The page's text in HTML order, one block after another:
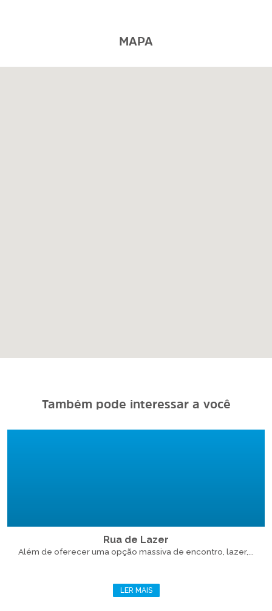
MAPA
Também pode interessar a você
Rua de Lazer
Além de oferecer uma opção massiva de encontro, lazer,...
LER MAIS